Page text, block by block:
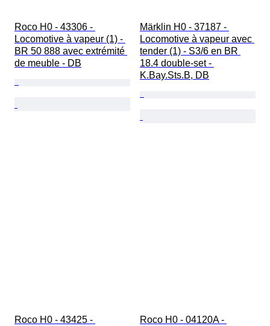
Roco H0 - 43306 -
Locomotive à vapeur (1) -
BR 50 888 avec extrémité
de meuble - DB
Märklin H0 - 37187 -
Locomotive à vapeur avec
tender (1) - S3/6 en BR
18.4 double-set -
K.Bay.Sts.B, DB
Roco H0 - 43425 -
Roco H0 - 04120A -